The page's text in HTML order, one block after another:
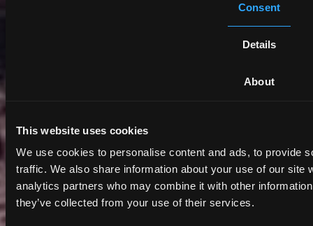
Consent
Details
About
This website uses cookies
We use cookies to personalise content and ads, to provide
traffic. We also share information about your use of our site
analytics partners who may combine it with other
they’ve collected from your use of their services.